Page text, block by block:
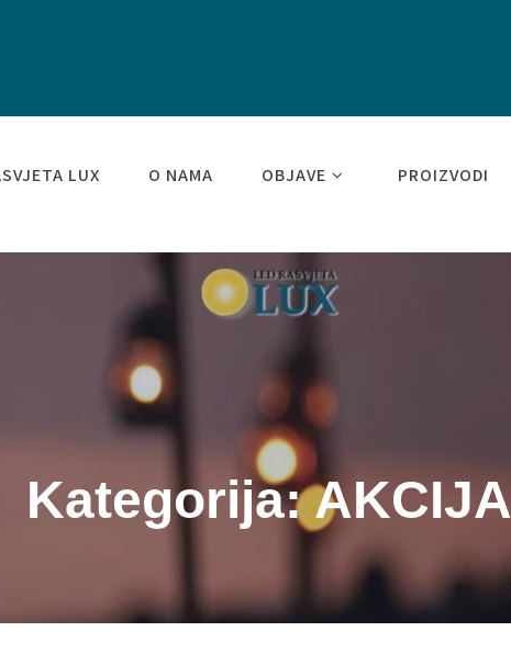
LUX O NAMA OBJAVE PROIZVODI
Kategorija:AKCIJA